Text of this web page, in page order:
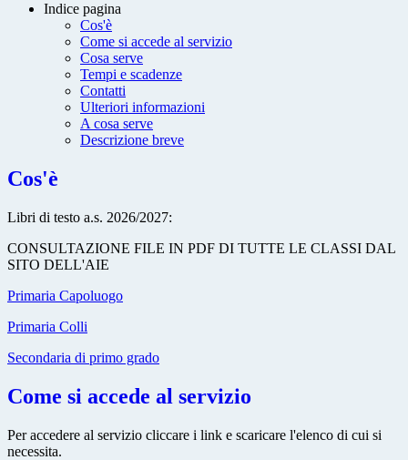
Indice pagina
Cos'è
Come si accede al servizio
Cosa serve
Tempi e scadenze
Contatti
Ulteriori informazioni
A cosa serve
Descrizione breve
Cos'è
Libri di testo a.s. 2026/2027:
CONSULTAZIONE FILE IN PDF DI TUTTE LE CLASSI DAL
SITO DELL'AIE
Primaria Capoluogo
Primaria Colli
Secondaria di primo grado
Come si accede al servizio
Per accedere al servizio cliccare i link e scaricare l'elenco di cui si
necessita.